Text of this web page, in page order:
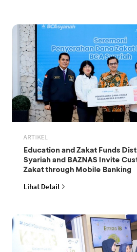
ARTIKEL
Education and Zakat Funds
Syariah and BAZNAS Invite
Zakat through Mobile Banking
Lihat Detail